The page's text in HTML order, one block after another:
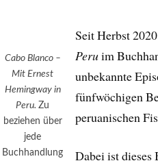
Cabo Blanco –
Mit Ernest
Hemingway in
Peru.Zu
beziehen über
jede
Buchhandlung
Seit Herbst
Peruim
unbekannte
fünfwöchigen
peruanischen
Dabei ist dieses